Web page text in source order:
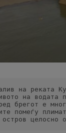
на реката
на водата
брегот е
помеѓу
целосно